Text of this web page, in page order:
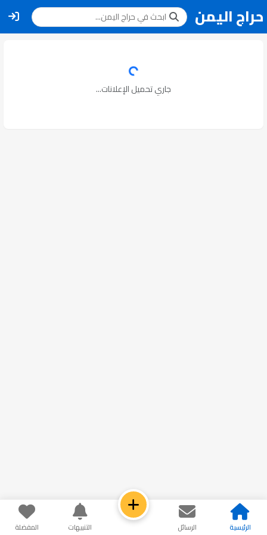
حراج اليمن
جاري تحميل الإعلانات...
الرئيسية الرسائل التنبيهات المفضلة